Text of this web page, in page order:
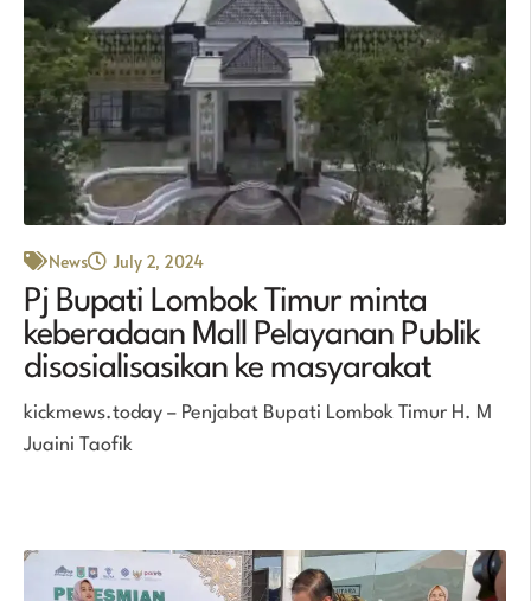
News July 2, 2024
Pj Bupati Lombok Timur minta
keberadaan Mall Pelayanan Publik
disosialisasikan ke masyarakat
kickmews.today – Penjabat Bupati Lombok Timur H. M
Juaini Taofik